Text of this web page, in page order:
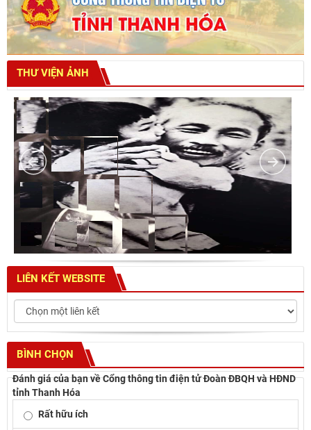
THƯ VIỆN ẢNH
LIÊN KẾT WEBSITE
BÌNH CHỌN
Đánh giá của bạn về Cổng thông tin điện tử Đoàn ĐBQH và HĐND
tỉnh Thanh Hóa
Rất hữu ích